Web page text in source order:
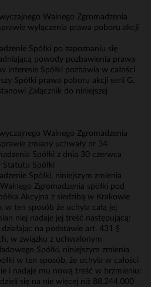
Walnego Zgromadzenia
wyłączenia prawa poboru akcji
Spółki po zapoznaniu się
powody pozbawienia prawa
interesie Spółki pozbawia w całości
Spółki prawa poboru akcji serii G.
Załącznik do niniejszej
Walnego Zgromadzenia
zmiany uchwały nr 34
Spółki z dnia 30 czerwca
Spółki
Spółki, niniejszym zmienia
Zgromadzenia spółki pod
Akcyjna z siedzibą w Krakowie
ten sposób że uchyla całą jej
niej nadaje jej treść następującą:
na podstawie art. 431 §
w związku z uchwalonym
Spółki, niniejszym zmienia
w ten sposób, że uchyla w całości
i nadaje mu nową treść w brzmieniu:
dzieli się na nie więcej niż 88.244.000